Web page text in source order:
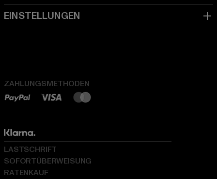
ZAHLUNGSMETHODEN
LASTSCHRIFT
SOFORTÜBERWEISUNG
RATENKAUF